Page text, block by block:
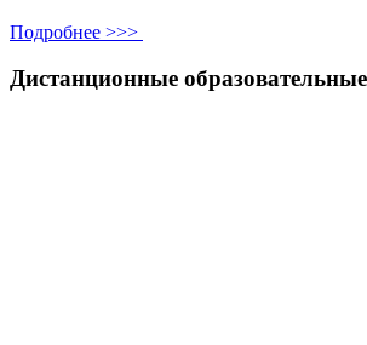
Подробнее >>>
Дистанционные